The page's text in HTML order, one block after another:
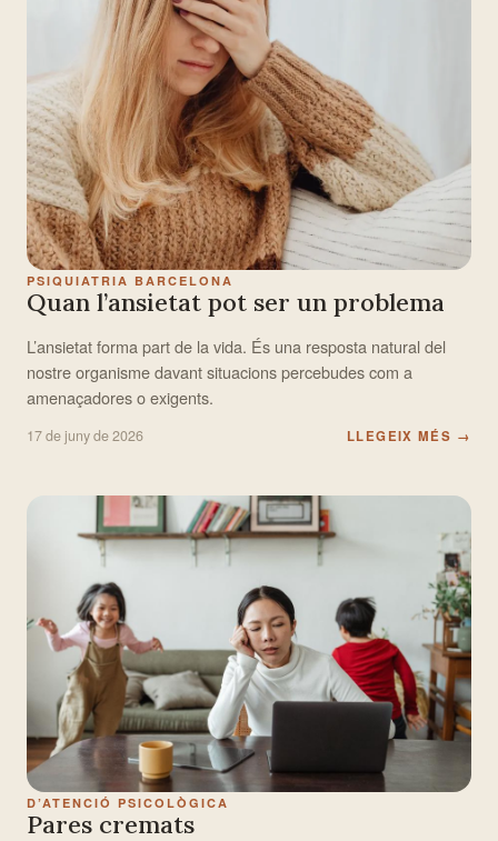
PSIQUIATRIA BARCELONA
Quan l’ansietat pot ser un problema
L’ansietat forma part de la vida. És una resposta natural del
nostre organisme davant situacions percebudes com a
amenaçadores o exigents.
17 de juny de 2026 LLEGEIX MÉS →
D’ATENCIÓ PSICOLÒGICA
Pares cremats